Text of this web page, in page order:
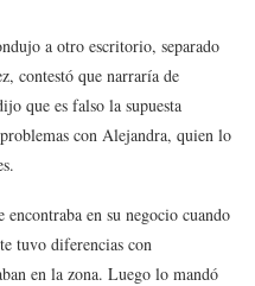
a otro escritorio, separado
contestó que narraría de
que es falso la supuesta
con Alejandra, quien lo
encontraba en su negocio cuando
tuvo diferencias con
en la zona. Luego lo mandó